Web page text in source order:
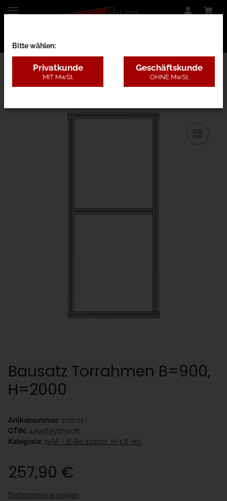
31AA - B=80-120cm, H=1,8-3m
Bausatz Torrahmen B=900,
H=2000
Artikelnummer: 108011
GTIN: 4255835623078
Kategorie: 31AA - B=80-120cm, H=1,8-3m
257,90 €
Nettopreise anzeigen
Bitte wählen:
Privatkunde
MIT MwSt.
Geschäftskunde
OHNE MwSt.